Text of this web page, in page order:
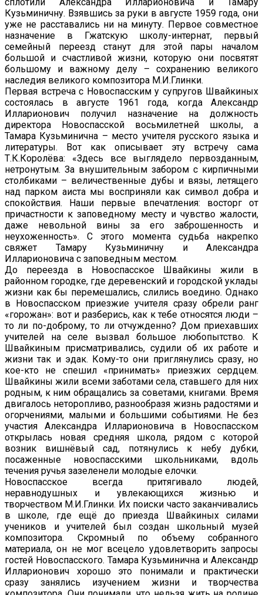
сплотили Александра Илларионовича и Тамару
Кузьминичну. Взявшись за руки в августе 1959 года, они
уже не расставались ни на минуту. Первое совместное
назначение в Гжатскую школу-интернат, первый
семейный переезд станут для этой пары началом
большой и счастливой жизни, которую они посвятят
большому и важному делу – сохранению великого
наследия великого композитора М.И.Глинки.
Первая встреча с Новоспасским у супругов Швайкиных
состоялась в августе 1961 года, когда Александр
Илларионович получил назначение на должность
директора Новоспасской восьмилетней школы, а
Тамара Кузьминична – место учителя русского языка и
литературы. Вот как описывает эту встречу сама
Т.К.Королёва: «Здесь все выглядело первозданным,
нетронутым. За внушительным забором с кирпичными
столбиками – величественные дубы и вязы, летящего
над парком аиста мы восприняли как символ добра и
спокойствия. Наши первые впечатления: восторг от
причастности к заповедному месту и чувство жалости,
даже невольной вины за его заброшенность и
неухоженность». С этого момента судьба накрепко
свяжет Тамару Кузьминичну и Александра
Илларионовича с заповедным местом.
До переезда в Новоспасское Швайкины жили в
районном городке, где деревенский и городской уклады
жизни как бы перемешались, слились воедино. Однако
в Новоспасском приезжие учителя сразу обрели ранг
«горожан»: вот и разберись, как к тебе относятся люди –
то ли по-доброму, то ли отчужденно? Дом приехавших
учителей на селе вызвал большое любопытство. К
Швайкиным присматривались, судили об их работе и
жизни так и эдак. Кому-то они приглянулись сразу, но
кое-кто не спешил «принимать» приезжих сердцем.
Швайкины жили всеми заботами села, ставшего для них
родным, к ним обращались за советами, книгами. Время
двигалось неторопливо, разнообразя жизнь радостями и
огорчениями, малыми и большими событиями. Не без
участия Александра Илларионовича в Новоспасском
открылась новая средняя школа, рядом с которой
возник вишнёвый сад, потянулись к небу дубки,
посаженные новоспасскими школьниками, вдоль
течения ручья зазеленели молодые елочки.
Новоспасское всегда притягивало людей,
неравнодушных и увлекающихся жизнью и
творчеством М.И.Глинки. Их поиски часто заканчивались
в школе, где ещё до приезда Швайкиных силами
учеников и учителей был создан школьный музей
композитора. Скромный по объему собранного
материала, он не мог всецело удовлетворить запросы
гостей Новоспасского. Тамара Кузьминична и Александр
Илларионович хорошо это понимали и практически
сразу занялись изучением жизни и творчества